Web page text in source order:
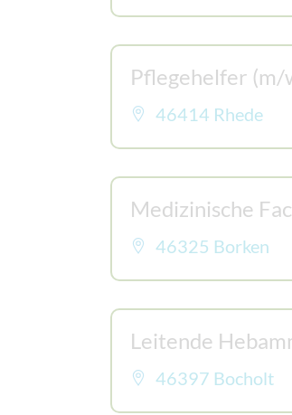
Pflegehelfer (m/
46414 Rhede
Medizinische
46325 Borken
Leitende
46397 Bocholt